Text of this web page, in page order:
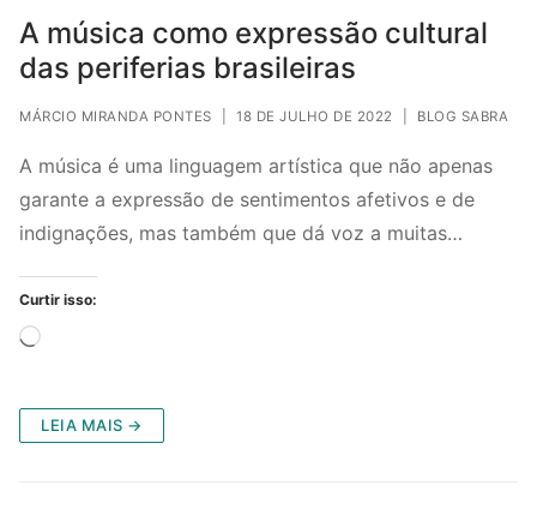
A música como expressão cultural
das periferias brasileiras
MÁRCIO MIRANDA PONTES 18 DE JULHO DE 2022 BLOG SABRA
A música é uma linguagem artística que não apenas
garante a expressão de sentimentos afetivos e de
indignações, mas também que dá voz a muitas…
Curtir isso:
Carregando...
LEIA MAIS →